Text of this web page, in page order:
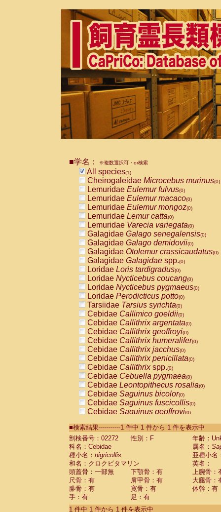
■学名： ※複数選択可・or検索
All species(1)
Cheirogaleidae Microcebus murinus(0)
Lemuridae Eulemur fulvus(0)
Lemuridae Eulemur macaco(0)
Lemuridae Eulemur mongoz(0)
Lemuridae Lemur catta(0)
Lemuridae Varecia variegata(0)
Galagidae Galago senegalensis(0)
Galagidae Galago demidovii(0)
Galagidae Otolemur crassicaudatus(0)
Galagidae Galagidae spp.(0)
Loridae Loris tardigradus(0)
Loridae Nycticebus coucang(0)
Loridae Nycticebus pygmaeus(0)
Loridae Perodicticus potto(0)
Tarsiidae Tarsius syrichta(0)
Cebidae Callimico goeldii(0)
Cebidae Callithrix argentata(0)
Cebidae Callithrix geoffroyi(0)
Cebidae Callithrix humeralifer(0)
Cebidae Callithrix jacchus(0)
Cebidae Callithrix penicillata(0)
Cebidae Callithrixspp.(0)
Cebidae Cebuella pygmaea(0)
Cebidae Leontopithecus rosalia(0)
Cebidae Saguinus bicolor(0)
Cebidae Saguinus fuscicollis(0)
Cebidae Saguinus geoffroyi(0)
CebidaeSaguinus labiatus(0)
Cebidae Saguinus leucopus (0)
Cebidae
CebidaeSaguinus mystax
CebidaeSaguinus nigricollis (1)
Cebidae Saguinus oedipus
Cebidae Saguinus weddelli
Cebidae Saguinusspp.
Cebidae Aotus trivirgatus
Cebidae Cebus albifrons
■検索結果-----------1 件中 1 件から 1 件を表示中
剖検番号：02272
性別：F
年齢：
科名：Cebidae
属名：
種小名： nigricollis
亜種小名
和名：クロクビタマリン
英名：
頭蓋骨：一部無
下顎骨：有
上腕骨：
尺骨：有
肩甲骨：有
大腿骨：
腓骨：有
寛骨：有
体幹：有
手：有
足：有
1 件中 1 件から 1 件を表示中